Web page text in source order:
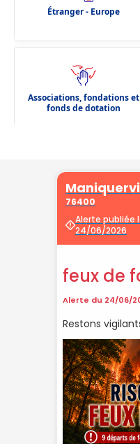
Étranger - Europe
Associations, fondations et
fonds de dotation